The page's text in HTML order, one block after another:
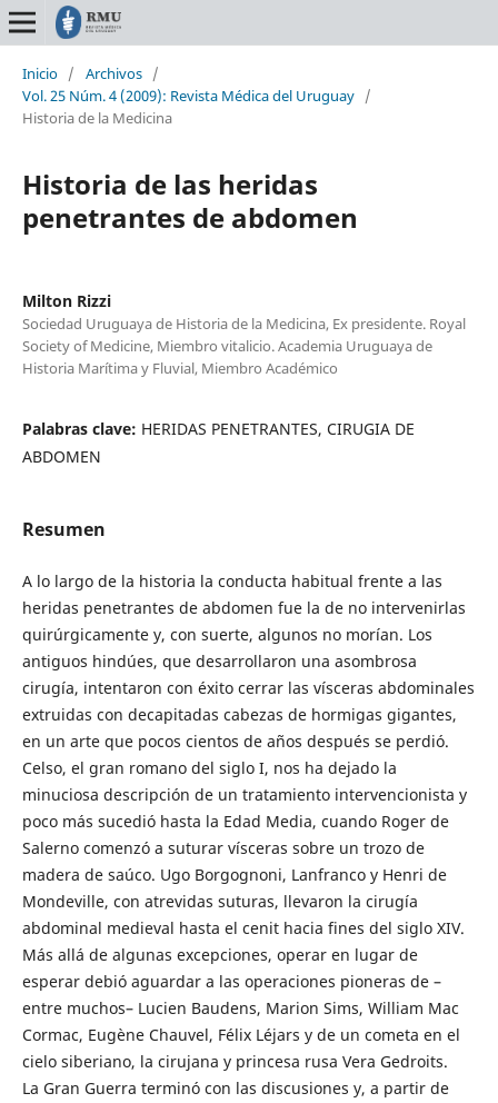
Inicio / Archivos /
Vol. 25 Núm. 4 (2009): Revista Médica del Uruguay /
Historia de la Medicina
Historia de las heridas
penetrantes de abdomen
Milton Rizzi
Sociedad Uruguaya de Historia de la Medicina, Ex presidente. Royal
Society of Medicine, Miembro vitalicio. Academia Uruguaya de
Historia Marítima y Fluvial, Miembro Académico
Palabras clave: HERIDAS PENETRANTES, CIRUGIA DE
ABDOMEN
Resumen
A lo largo de la historia la conducta habitual frente a las
heridas penetrantes de abdomen fue la de no intervenirlas
quirúrgicamente y, con suerte, algunos no morían. Los
antiguos hindúes, que desarrollaron una asombrosa
cirugía, intentaron con éxito cerrar las vísceras abdominales
extruidas con decapitadas cabezas de hormigas gigantes,
en un arte que pocos cientos de años después se perdió.
Celso, el gran romano del siglo I, nos ha dejado la
minuciosa descripción de un tratamiento intervencionista y
poco más sucedió hasta la Edad Media, cuando Roger de
Salerno comenzó a suturar vísceras sobre un trozo de
madera de saúco. Ugo Borgognoni, Lanfranco y Henri de
Mondeville, con atrevidas suturas, llevaron la cirugía
abdominal medieval hasta el cenit hacia fines del siglo XIV.
Más allá de algunas excepciones, operar en lugar de
esperar debió aguardar a las operaciones pioneras de –
entre muchos– Lucien Baudens, Marion Sims, William Mac
Cormac, Eugène Chauvel, Félix Léjars y de un cometa en el
cielo siberiano, la cirujana y princesa rusa Vera Gedroits.
La Gran Guerra terminó con las discusiones y, a partir de